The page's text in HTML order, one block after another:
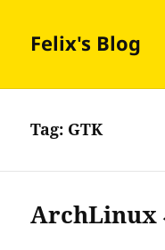
Felix's Blog
Tag: GTK
ArchLinux